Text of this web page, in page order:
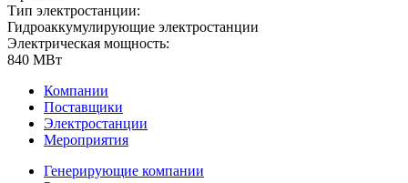
Тип электростанции:
Гидроаккумулирующие электростанции
Электрическая мощность:
840 МВт
Компании
Поставщики
Электростанции
Мероприятия
Генерирующие компании